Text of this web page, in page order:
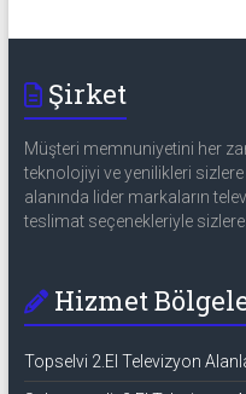
Şirket
Müşteri memnuniyetini her
teknolojiyi ve yenilikleri
alanında lider markaların
teslimat seçenekleriyle sizlere
Hizmet
Topselvi 2.El Televizyon